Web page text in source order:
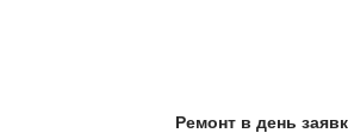
Ремонт в день